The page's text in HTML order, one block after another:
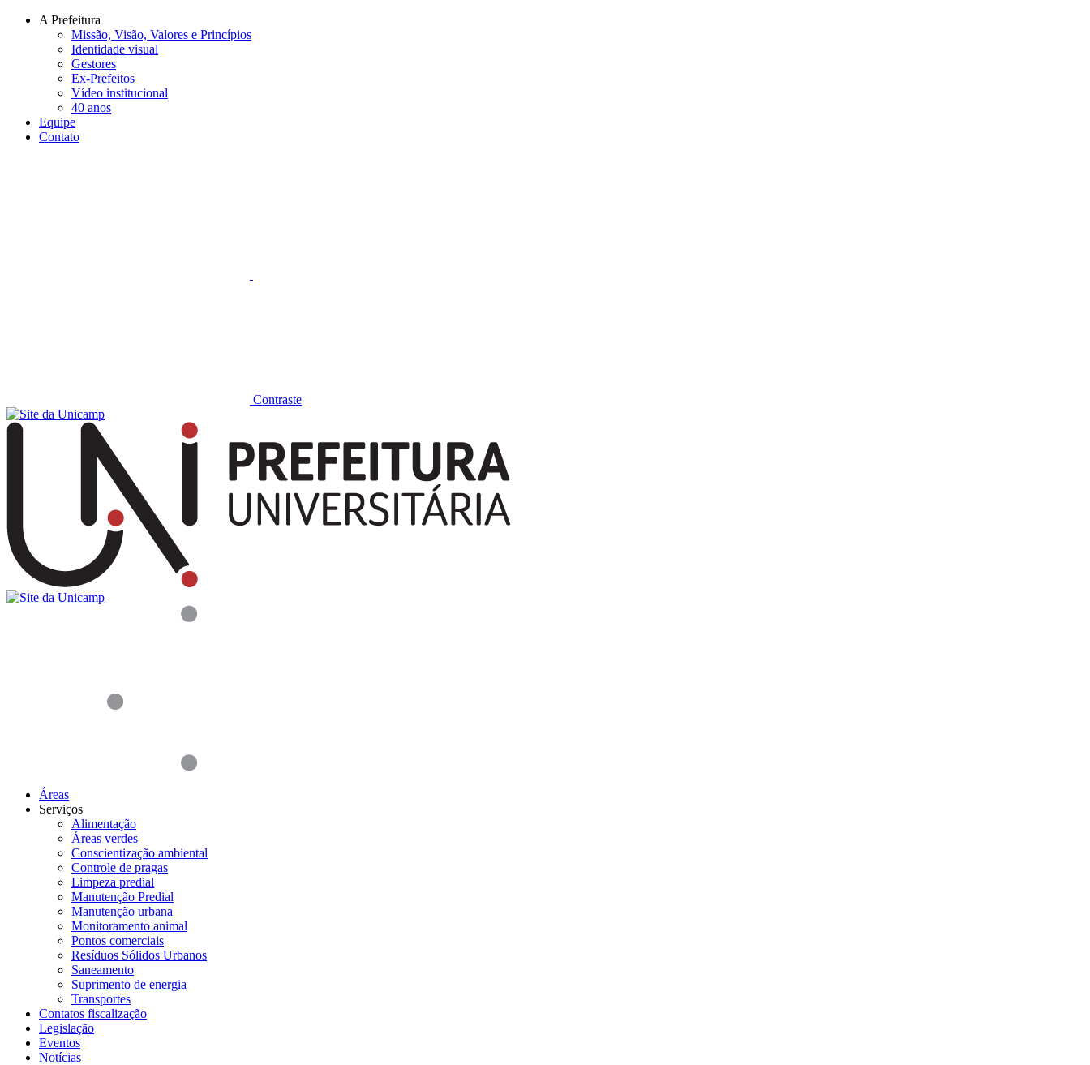
Conteúdo principal
A Prefeitura
Missão, Visão, Valores e Princípios
Identidade visual
Gestores
Ex-Prefeitos
Vídeo institucional
40 anos
Equipe
Contato
Contraste
Áreas
Serviços
Alimentação
Áreas verdes
Conscientização ambiental
Controle de pragas
Limpeza predial
Manutenção Predial
Manutenção urbana
Monitoramento animal
Pontos comerciais
Resíduos Sólidos Urbanos
Saneamento
Suprimento de energia
Transportes
Contatos fiscalização
Legislação
Eventos
Notícias